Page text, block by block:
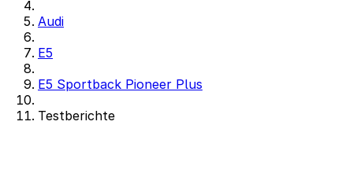
Audi
E5
E5 Sportback Pioneer Plus
Testberichte